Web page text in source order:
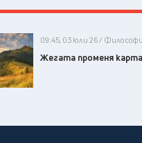
09:45, 03 юли 26 /
Жегата променя